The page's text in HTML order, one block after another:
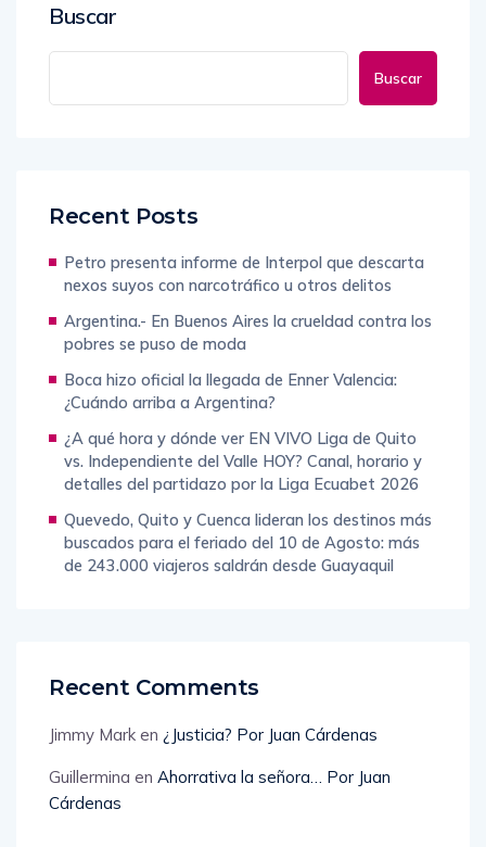
Buscar
Buscar
Recent Posts
Petro presenta informe de Interpol que descarta
nexos suyos con narcotráfico u otros delitos
Argentina.- En Buenos Aires la crueldad contra los
pobres se puso de moda
Boca hizo oficial la llegada de Enner Valencia:
¿Cuándo arriba a Argentina?
¿A qué hora y dónde ver EN VIVO Liga de Quito
vs. Independiente del Valle HOY? Canal, horario y
detalles del partidazo por la Liga Ecuabet 2026
Quevedo, Quito y Cuenca lideran los destinos más
buscados para el feriado del 10 de Agosto: más
de 243.000 viajeros saldrán desde Guayaquil
Recent Comments
Jimmy Mark en ¿Justicia? Por Juan Cárdenas
Guillermina en Ahorrativa la señora… Por Juan
Cárdenas